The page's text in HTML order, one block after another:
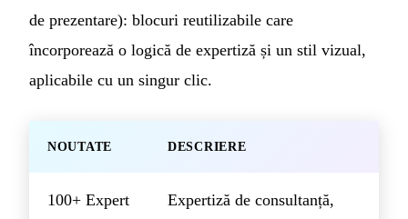
de prezentare): blocuri reutilizabile care
încorporează o logică de expertiză și un stil vizual,
aplicabile cu un singur clic.
NOUTATE DESCRIERE
100+ Expert
Expertiză de consultanță,